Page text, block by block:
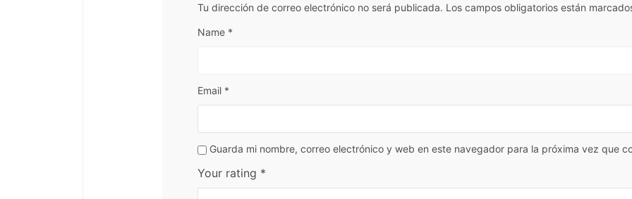
Tu dirección de correo electrónico no será publicada. Los campos obligatorios están
Name *
Email *
Guarda mi nombre, correo electrónico y web en este navegador para la próxima vez que
Your rating *